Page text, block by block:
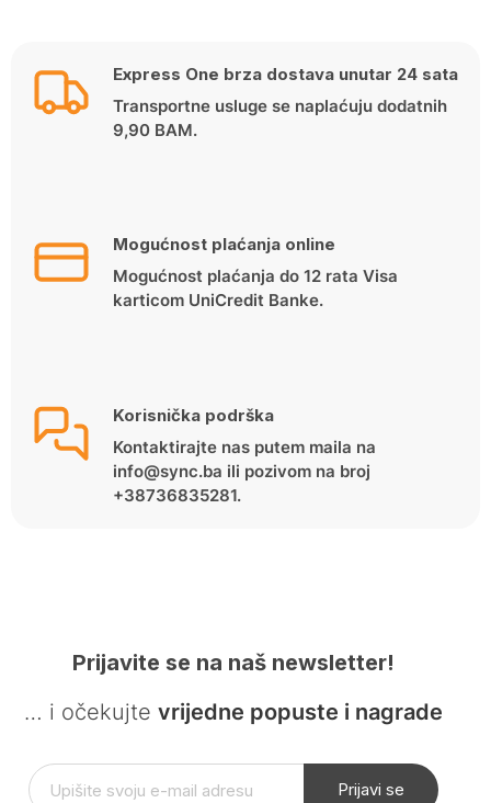
Express One brza dostava unutar 24 sata
Transportne usluge se naplaćuju dodatnih
9,90 BAM.
Mogućnost plaćanja online
Mogućnost plaćanja do 12 rata Visa
karticom UniCredit Banke.
Korisnička podrška
Kontaktirajte nas putem maila na
info@sync.ba ili pozivom na broj
+38736835281.
Prijavite se na naš newsletter!
… i očekujte vrijedne popuste i nagrade
Prijavi se